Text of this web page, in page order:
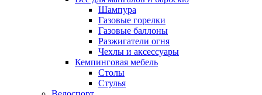
Шампура
Газовые горелки
Газовые баллоны
Разжигатели огня
Чехлы и аксессуары
Кемпинговая мебель
Столы
Стулья